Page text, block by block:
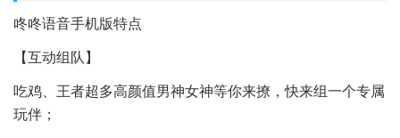
咚咚语音手机版特点
【互动组队】
吃鸡、王者超多高颜值男神女神等你来撩，快来组一个专属
玩伴；